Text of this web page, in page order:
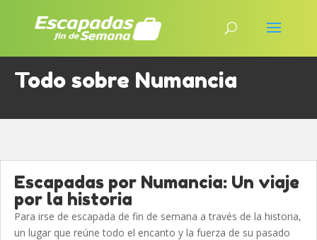
Todo sobre Numancia
Escapadas por Numancia: Un viaje
por la historia
Para irse de escapada de fin de semana a través de la historia,
un lugar que reúne todo el encanto y la fuerza de su pasado